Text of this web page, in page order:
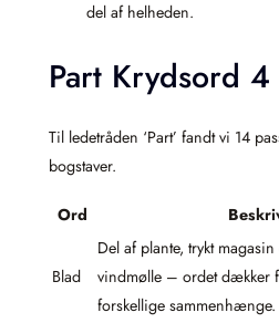
del af helheden.
Part Krydsord
Til ledetråden ‘Part’ fandt vi 14
bogstaver.
Ord
Blad
Del af plante, trykt
vindmølle – ordet dækker
forskellige sammenhænge.